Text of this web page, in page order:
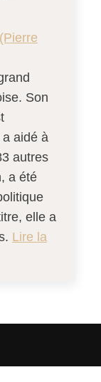
Son
aidé à
autres
a été
elle a
Lire la